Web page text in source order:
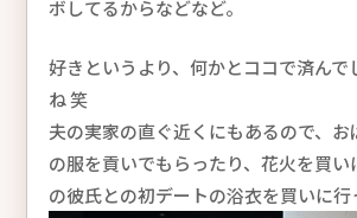
ボしてるからなどなど。
好きというより、何かとココで済んで
ね 笑
夫の実家の直ぐ近くにもあるので、お
の服を貢いでもらったり、花火を買い
の彼氏との初デートの浴衣を買いに行